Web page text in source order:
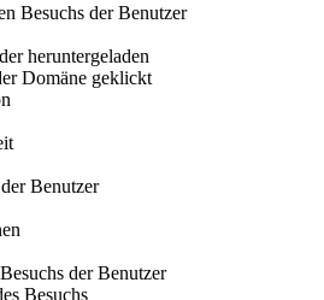
Besuchs der Benutzer
heruntergeladen
Domäne geklickt
Benutzer
der Benutzer
Besuchs